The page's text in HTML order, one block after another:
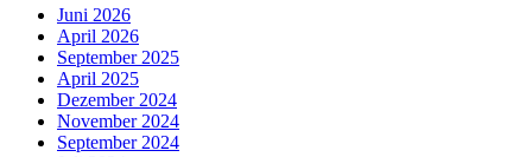
Juni 2026
April 2026
September 2025
April 2025
Dezember 2024
November 2024
September 2024